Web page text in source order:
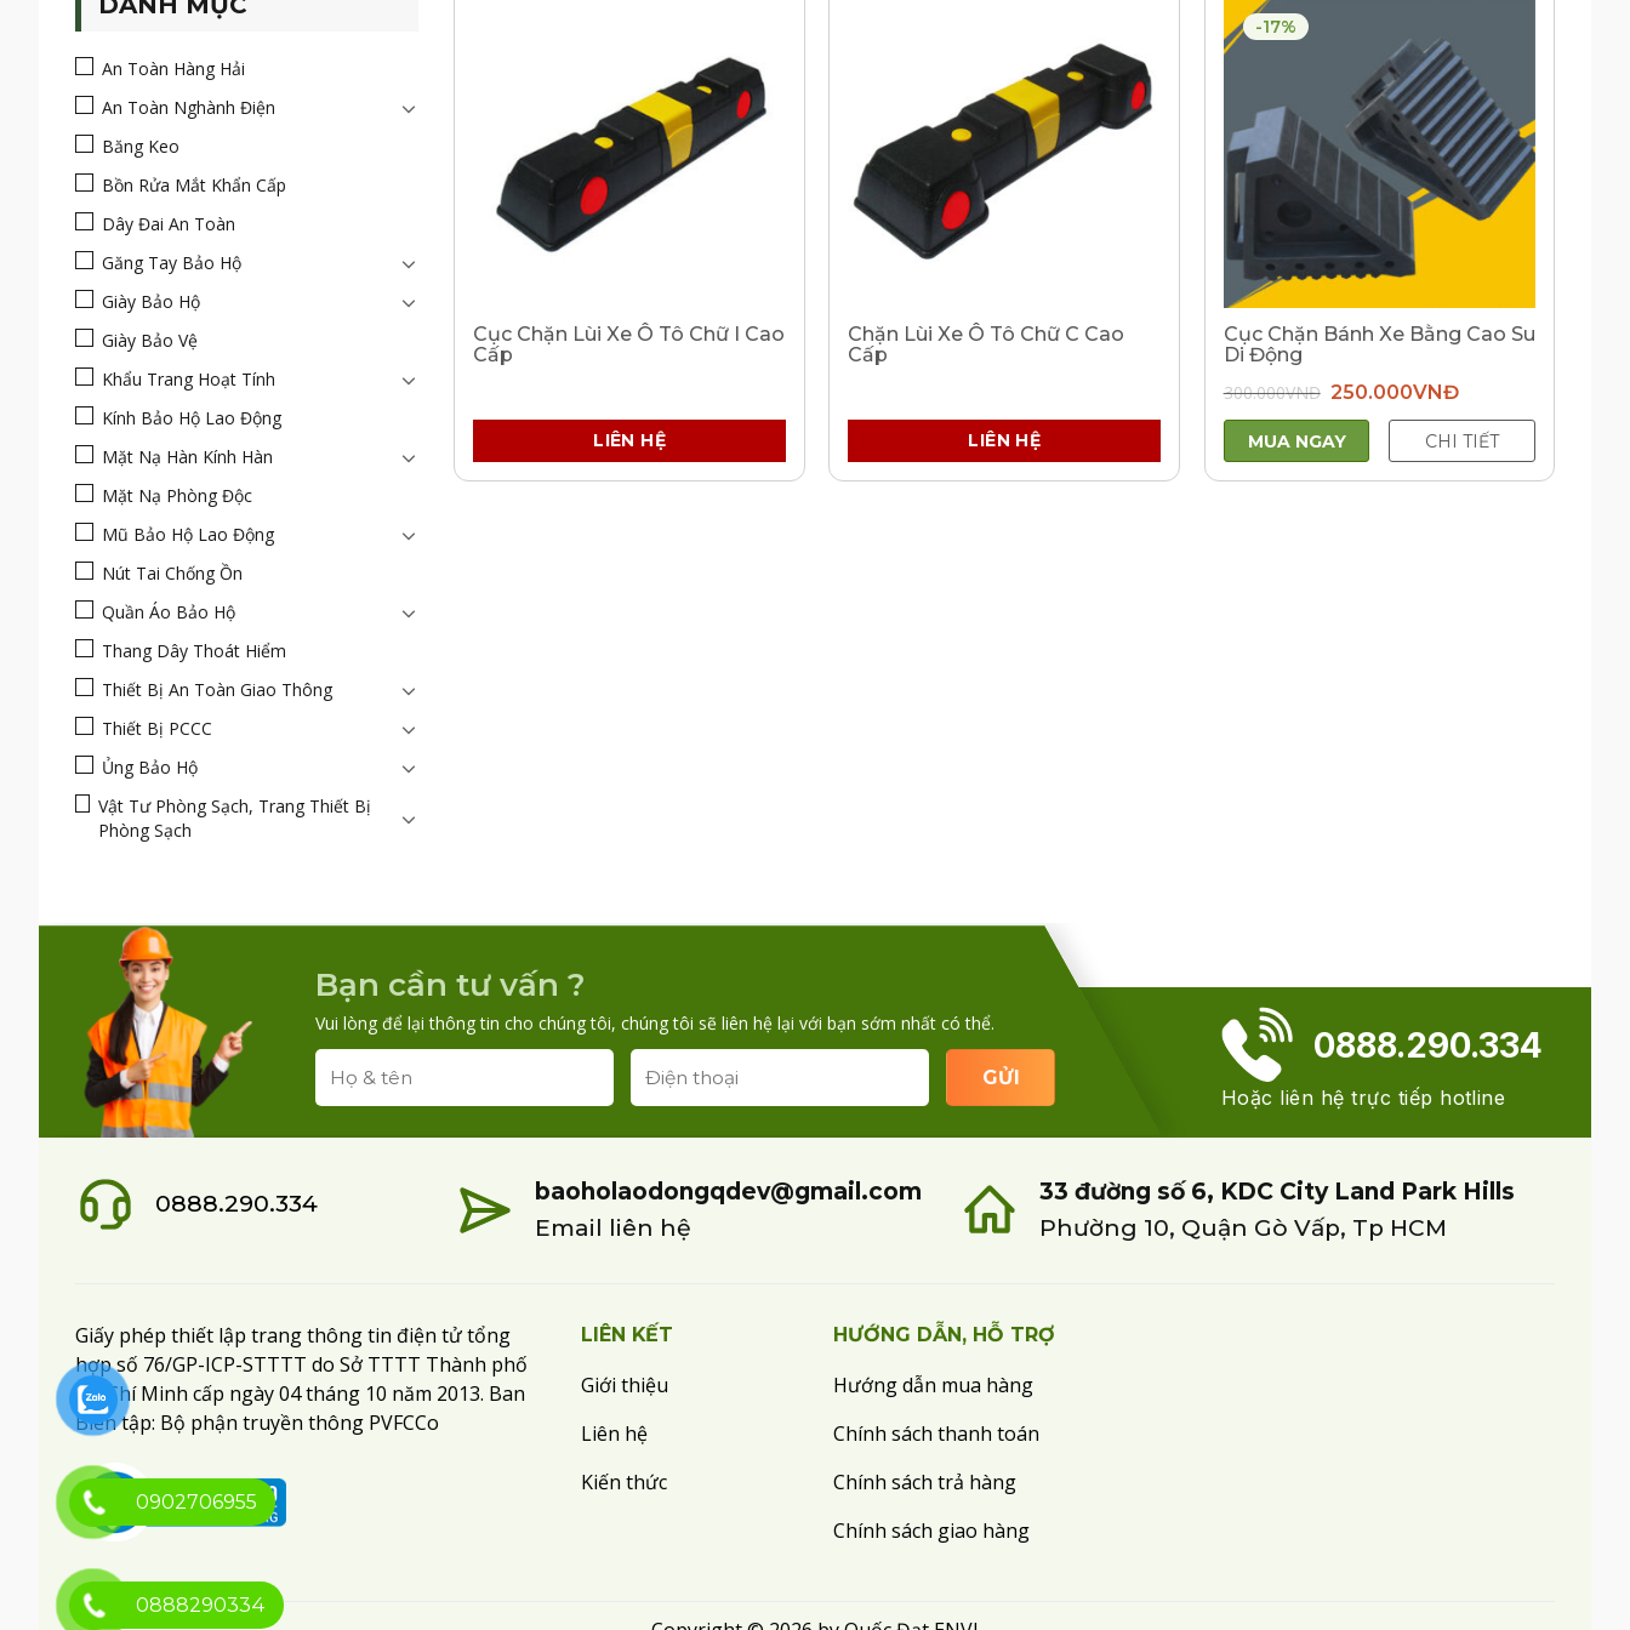
An Toàn Hàng Hải
An Toàn Nghành Điện
Băng Keo
Bồn Rửa Mắt Khẩn Cấp
Dây Đai An Toàn
Găng Tay Bảo Hộ
Giày Bảo Hộ
Giày Bảo Vệ
Khẩu Trang Hoạt Tính
Kính Bảo Hộ Lao Động
Mặt Nạ Hàn Kính Hàn
Mặt Nạ Phòng Độc
Mũ Bảo Hộ Lao Động
Nút Tai Chống Ồn
Quần Áo Bảo Hộ
Thang Dây Thoát Hiểm
Thiết Bị An Toàn Giao Thông
Thiết Bị PCCC
Ủng Bảo Hộ
Vật Tư Phòng Sạch, Trang Thiết Bị
Phòng Sạch
Cục Chặn Lùi Xe Ô Tô Chữ I Cao
Cấp
LIÊN HỆ
Chặn Lùi Xe Ô Tô Chữ C Cao
Cấp
LIÊN HỆ
-17%
Cục Chặn Bánh Xe Bằng Cao Su
Di Động
300.000VNĐ Giá
gốc
là:
300.000VNĐ.
250.000VNĐGiá
tại
là:
250.000VNĐ.
MUA NGAY CHI TIẾT
Bạn cần tư vấn ?
Vui lòng để lại thông tin cho chúng tôi, chúng tôi sẽ liên hệ lại với bạn sớm nhất có thể.
0888.290.334
Hoặc liên hệ trực tiếp hotline
0888.290.334
baoholaodongqdev@gmail.com
Email liên hệ
33 đường số 6, KDC City Land Park Hills
Phường 10, Quận Gò Vấp, Tp HCM
Giấy phép thiết lập trang thông tin điện tử tổng
hợp số 76/GP-ICP-STTTT do Sở TTTT Thành phố
Hồ Chí Minh cấp ngày 04 tháng 10 năm 2013. Ban
Biên tập: Bộ phận truyền thông PVFCCo
LIÊN KẾT
Giới thiệu
Liên hệ
Kiến thức
HƯỚNG DẪN, HỖ TRỢ
Hướng dẫn mua hàng
Chính sách thanh toán
Chính sách trả hàng
Chính sách giao hàng
0902706955
0888290334